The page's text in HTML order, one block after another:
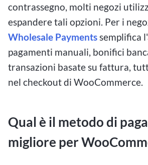
contrassegno, molti negozi
espandere tali opzioni. Per i
Wholesale Paymentssemplifica
pagamenti manuali, bonifici
transazioni basate su fattura,
nel checkout di WooCommerce.
Qual è il metodo di
migliore per